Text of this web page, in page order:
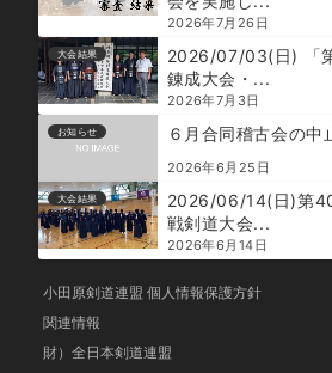
2026年7月26日
大会結果
2026/07/03(日) 「
錬成大会・...
2026年7月3日
お知らせ ６月合同稽古会の中
2026年6月25日
大会結果
2026/06/14(日)第
戦剣道大会...
2026年6月14日
小田原剣道連盟 個人情報保護方針
関連情報
財）全日本剣道連盟